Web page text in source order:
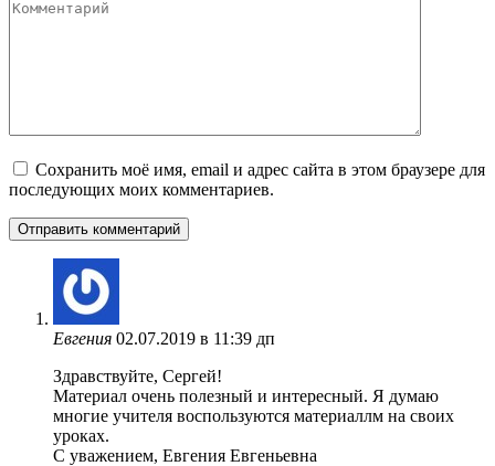
Комментарий
Сохранить моё имя, email и адрес сайта в этом браузере для
последующих моих комментариев.
Евгения 02.07.2019 в 11:39 дп
Здравствуйте, Сергей!
Материал очень полезный и интересный. Я думаю
многие учителя воспользуются материаллм на своих
уроках.
С уважением, Евгения Евгеньевна